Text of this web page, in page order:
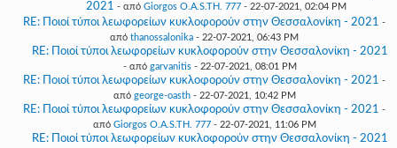
2021 - από Giorgos O.A.S.TH. 777- 22-07-2021, 02:04 PM
RE: Ποιοί τύποι λεωφορείων κυκλοφορούν στην Θεσσαλονίκη - 2021 -
από thanossalonika - 22-07-2021, 06:43 PM
RE: Ποιοί τύποι λεωφορείων κυκλοφορούν στην Θεσσαλονίκη - 2021
- από garvanitis - 22-07-2021, 08:01 PM
RE: Ποιοί τύποι λεωφορείων κυκλοφορούν στην Θεσσαλονίκη - 2021 -
από george-oasth- 22-07-2021, 10:42 PM
RE: Ποιοί τύποι λεωφορείων κυκλοφορούν στην Θεσσαλονίκη - 2021 -
από Giorgos O.A.S.TH. 777- 22-07-2021, 11:06 PM
RE: Ποιοί τύποι λεωφορείων κυκλοφορούν στην Θεσσαλονίκη - 2021